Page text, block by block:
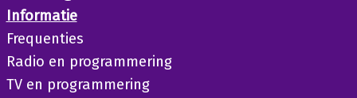
Informatie
Frequenties
Radio en programmering
TV en programmering